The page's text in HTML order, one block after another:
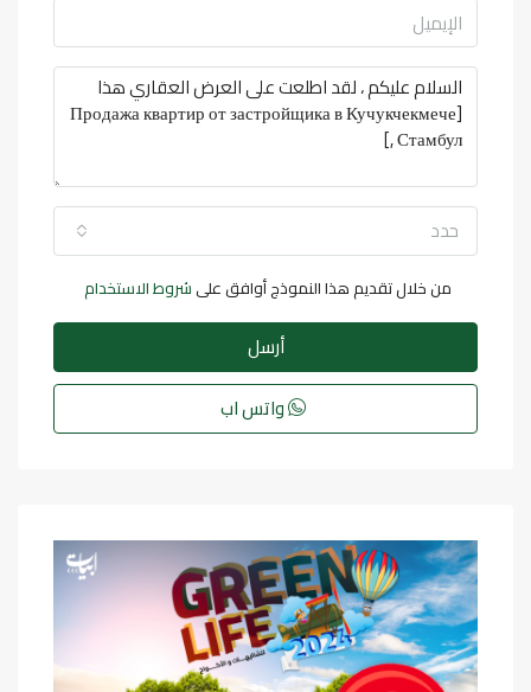
حدد
من خلال تقديم هذا النموذج أوافق على شروط الاستخدام
أرسل
واتس اب